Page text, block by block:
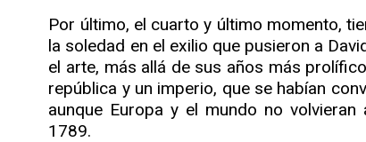
Por último, el cuarto y último momento,
la soledad en el exilio que pusieron a
el arte, más allá de sus años más
república y un imperio, que se habían
aunque Europa y el mundo no
1789.